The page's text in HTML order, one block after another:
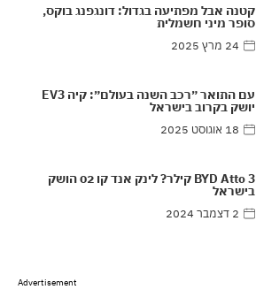
קטנה אבל מפתיעה בגדול: דונגפנג בוקס,
סופר מיני חשמלית
24 מרץ 2025
עם התואר ״רכב השנה בעולם״: קיה EV3
יושק בקרוב בישראל
18 אוגוסט 2025
BYD Atto 3 קילר? לינק אנד קו 02 הושק
בישראל
2 דצמבר 2024
Advertisement